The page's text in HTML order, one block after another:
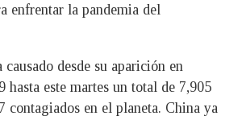
enfrentar la pandemia del
desde su aparición en
hasta este martes un total de 7,905
contagiados en el planeta. China ya